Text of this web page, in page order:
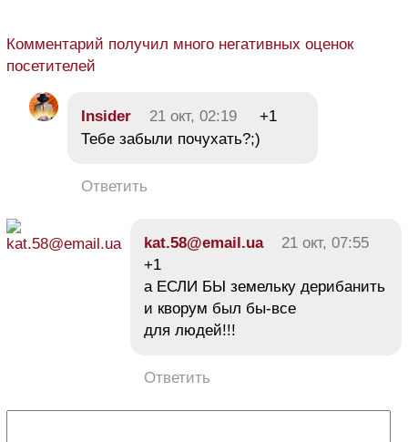
Комментарий получил много негативных оценок
посетителей
Insider 21 окт, 02:19
+1
Тебе забыли почухать?;)
Ответить
kat.58@email.ua
21 окт, 07:55
+1
а ЕСЛИ БЫ земельку дерибанить
и кворум был бы-все
для людей!!!
Ответить